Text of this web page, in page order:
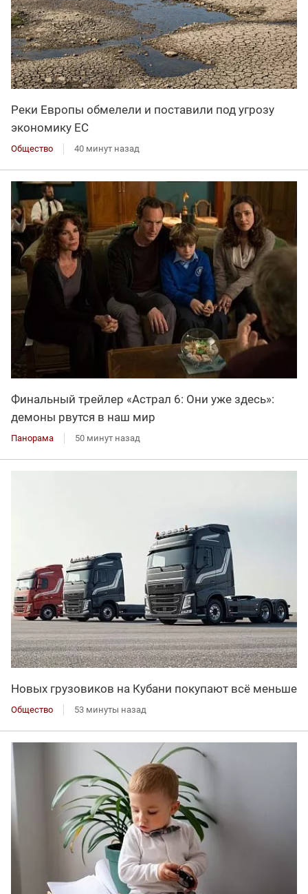
Реки Европы обмелели и поставили под угрозу
экономику ЕС
Общество 40 минут назад
Финальный трейлер «Астрал 6: Они уже здесь»:
демоны рвутся в наш мир
Панорама 50 минут назад
Новых грузовиков на Кубани покупают всё меньше
Общество 53 минуты назад